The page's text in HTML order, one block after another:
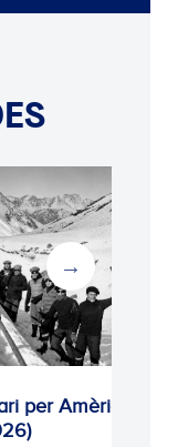
per Amèrica